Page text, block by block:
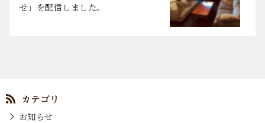
せ」を配信しました。
お知らせ